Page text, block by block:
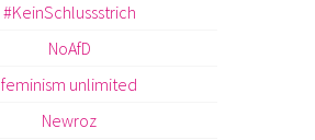
#KeinSchlussstrich
NoAfD
feminism unlimited
Newroz